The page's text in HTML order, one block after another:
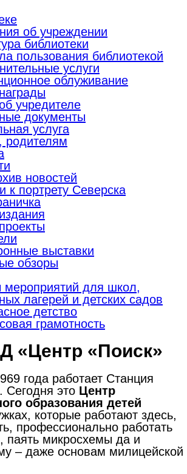
об учреждении
библиотеки
пользования библиотекой
услуги
облуживание
учредителе
документы
услуга
родителям
новостей
к портрету Северска
выставки
обзоры
для школ,
лагерей и детских садов
детство
грамотность
«Центр «Поиск»
года работает Станция
Сегодня это Центр
образования детей
которые работают здесь,
профессионально работать
паять микросхемы да и
– даже основам милицейской